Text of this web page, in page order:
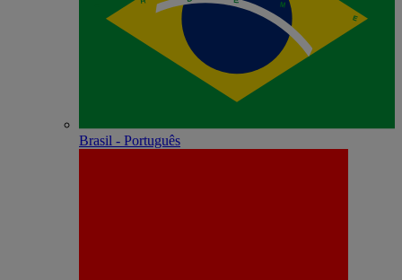
Brasil - Português